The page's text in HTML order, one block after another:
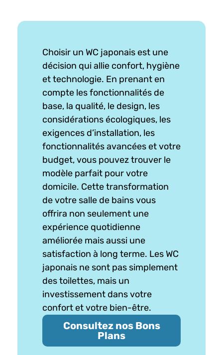
Choisir un WC japonais est une
décision qui allie confort, hygiène
et technologie. En prenant en
compte les fonctionnalités de
base, la qualité, le design, les
considérations écologiques, les
exigences d’installation, les
fonctionnalités avancées et votre
budget, vous pouvez trouver le
modèle parfait pour votre
domicile. Cette transformation
de votre salle de bains vous
offrira non seulement une
expérience quotidienne
améliorée mais aussi une
satisfaction à long terme. Les WC
japonais ne sont pas simplement
des toilettes, mais un
investissement dans votre
confort et votre bien-être.
Consultez nos Bons
Plans